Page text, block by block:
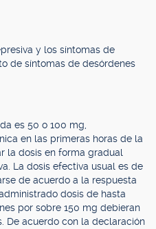
y los síntomas de
de síntomas de desórdenes
es 50 o 100 mg,
en las primeras horas de la
la dosis en forma gradual
La dosis efectiva usual es de
de acuerdo a la respuesta
dosis de hasta
por sobre 150 mg debieran
De acuerdo con la declaración